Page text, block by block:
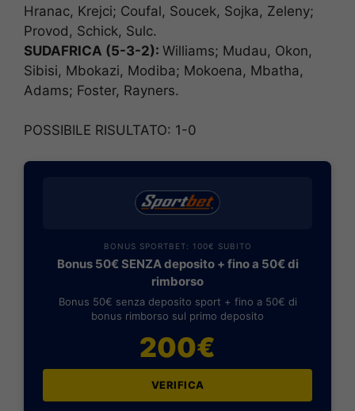
Hranac, Krejci; Coufal, Soucek, Sojka, Zeleny;
Provod, Schick, Sulc.
SUDAFRICA (5-3-2): Williams; Mudau, Okon,
Sibisi, Mbokazi, Modiba; Mokoena, Mbatha,
Adams; Foster, Rayners.
POSSIBILE RISULTATO: 1-0
BONUS SPORTBET: 100€ SUBITO
Bonus 50€ SENZA deposito + fino a 50€ di
rimborso
Bonus 50€ senza deposito sport + fino a 50€ di
bonus rimborso sul primo deposito
200€
VERIFICA